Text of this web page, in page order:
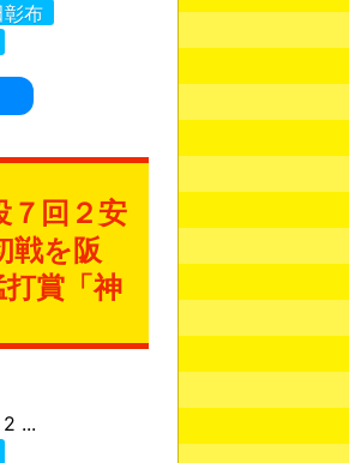
彰布
７回２安
戦を阪
賞「神
...